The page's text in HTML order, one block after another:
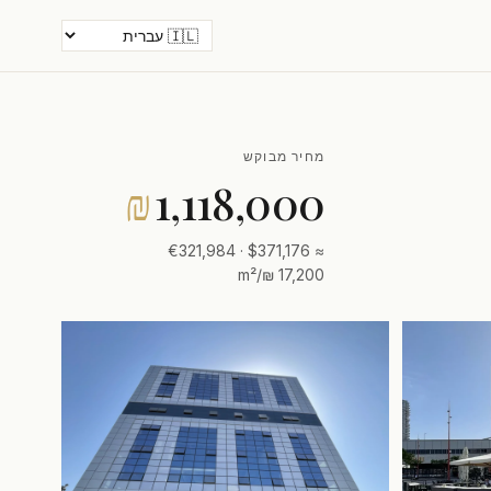
מחיר מבוקש
₪1,118,000
≈ $371,176 · €321,984
17,200 ₪/m²